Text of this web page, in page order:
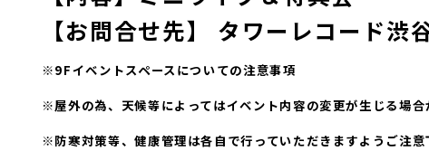
【お問合せ先】 タワーレコード
※9Fイベントスペースについての注意事項
※屋外の為、天候等によってはイベント内容の変更が生じる場合
※防寒対策等、健康管理は各自で行っていただきますようご注意